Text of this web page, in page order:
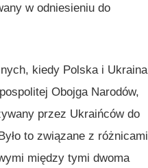
w odniesieniu do
kiedy Polska i Ukraina
Obojga Narodów,
przez Ukraińców do
to związane z różnicami
między tymi dwoma